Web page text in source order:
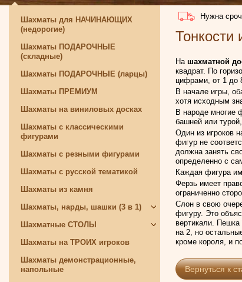
Нужна
На шахматной
квадрат. По
цифрами, от 1 до
В начале игры,
хотя исходным
В народе многие
башней или
Один из игроков
фигур не
должна занять
определенно с
Каждая фигура
Ферзь имеет
ограниченно
Слон в свою
фигуру. Это
вертикали. Пешка
на 2, но
кроме короля, и
Вернуться к
Шахматы для НАЧИНАЮЩИХ
(недорогие)
Шахматы ПОДАРОЧНЫЕ
(складные)
Шахматы ПОДАРОЧНЫЕ (ларцы)
Шахматы ПРЕМИУМ
Шахматы на виниловых досках
Шахматы с классическими
фигурами
Шахматы с резными фигурами
Шахматы с русской тематикой
Шахматы из камня
Шахматы, нарды, шашки (3 в 1)
Шахматные СТОЛЫ
Шахматы на ТРОИХ игроков
Шахматы демонстрационные,
напольные